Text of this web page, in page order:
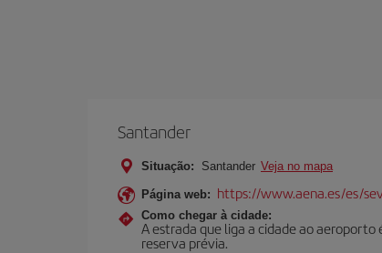
Santander
Situação: Santander Veja no mapa
Página web: https://www.aena.es/es/
Como chegar à cidade:
A estrada que liga a cidade ao
reserva prévia.